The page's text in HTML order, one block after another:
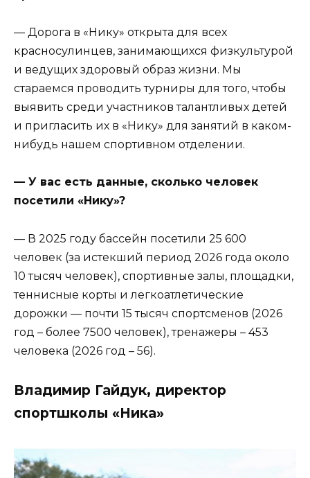
— Дорога в «Нику» открыта для всех
красносулинцев, занимающихся физкультурой
и ведущих здоровый образ жизни. Мы
стараемся проводить турниры для того, чтобы
выявить среди участников талантливых детей
и пригласить их в «Нику» для занятий в каком-
нибудь нашем спортивном отделении.
— У вас есть данные, сколько человек
посетили «Нику»?
— В 2025 году бассейн посетили 25 600
человек (за истекший период 2026 года около
10 тысяч человек), спортивные залы, площадки,
теннисные корты и легкоатлетические
дорожки — почти 15 тысяч спортсменов (2026
год – более 7500 человек), тренажеры – 453
человека (2026 год – 56).
Владимир Гайдук, директор
спортшколы «Ника»